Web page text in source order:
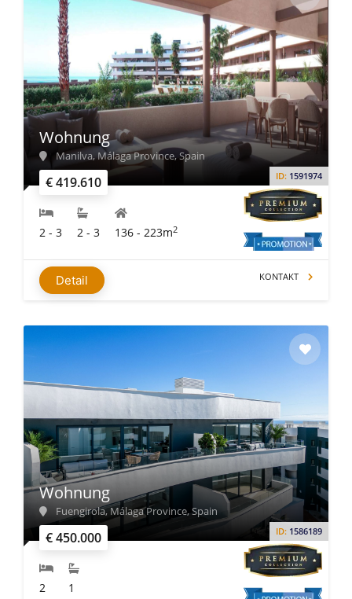
€ 419.610 ID: 1591974
Wohnung
Manilva, Málaga Province, Spain
2 - 3 2 - 3 136 - 223m2
Detail KONTAKT
€ 450.000 ID: 1586189
Wohnung
Fuengirola, Málaga Province, Spain
2 1